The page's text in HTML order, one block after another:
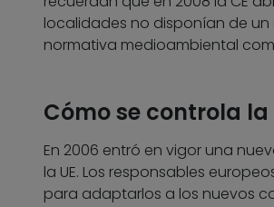
localidades no disponían de un
normativa medioambiental
Cómo se controla
En 2006 entró en vigor una
la UE. Los responsables
para adaptarlos a los nuevos